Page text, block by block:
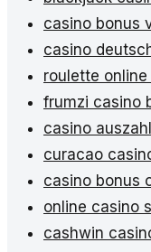
casino bonus
casino
roulette online
frumzi casino
casino
curacao
casino bonus
online casino
cashwin